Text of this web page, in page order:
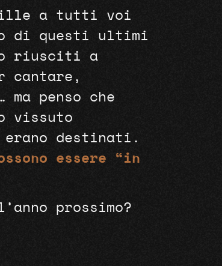
a tutti voi
di questi ultimi
riusciti a
cantare,
penso che
vissuto
destinati.
essere “in
prossimo?